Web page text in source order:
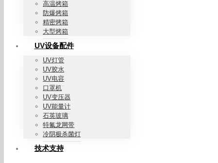
高温烤箱
防爆烤箱
精密烤箱
大型烤箱
UV设备配件
UV灯管
UV胶水
UV电容
口罩机
UV变压器
UV能量计
石英玻璃
特氟龙网带
冷阴极杀菌灯
技术支持